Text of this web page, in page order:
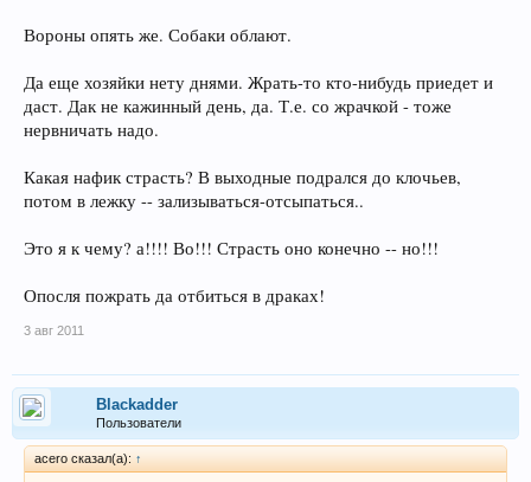
Вороны опять же. Собаки облают.
Да еще хозяйки нету днями. Жрать-то кто-нибудь приедет и
даст. Дак не кажинный день, да. Т.е. со жрачкой - тоже
нервничать надо.
Какая нафик страсть? В выходные подрался до клочьев,
потом в лежку -- зализываться-отсыпаться..
Это я к чему? а!!!! Во!!! Страсть оно конечно -- но!!!
Опосля пожрать да отбиться в драках!
3 авг 2011
Blackadder
Пользователи
acero сказал(а): ↑